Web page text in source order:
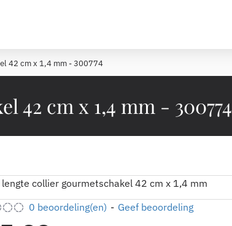
42 cm x 1,4 mm - 300774
42 cm x 1,4 mm - 300774
collier gourmetschakel 42 cm x 1,4 mm
0 beoordeling(en) - Geef beoordeling